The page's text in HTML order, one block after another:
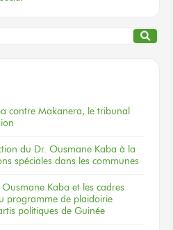
contre Makanera, le tribunal
du Dr. Ousmane Kaba à la
spéciales dans les communes
Ousmane Kaba et les cadres
programme de plaidoirie
politiques de Guinée